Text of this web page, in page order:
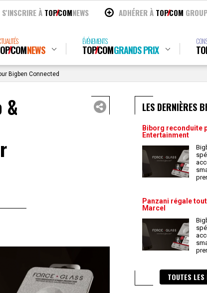
S'INSCRIRE À TOPCOMNEWS ADHÉRER À TOPCOM
COMNEWS
ÉVÉNEMENTS
TOPCOMGRANDS PRIX
Bigben Connected
& LES DERNIÈRES
Biborg reconduite
Entertainment
Panzani régale
Marcel
TOUTES LES